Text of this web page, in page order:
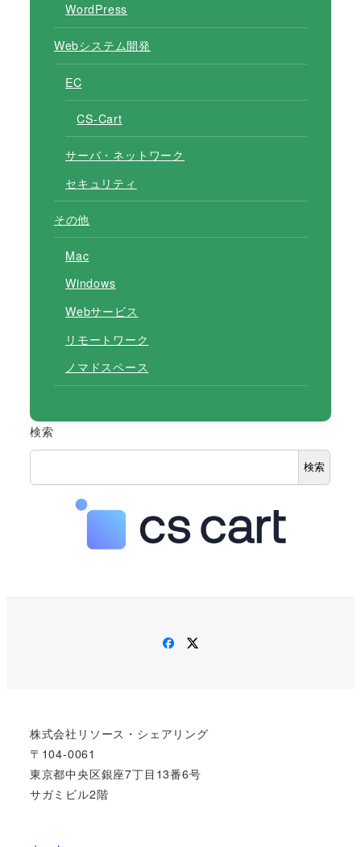
WordPress
Webシステム開発
EC
CS-Cart
サーバ・ネットワーク
セキュリティ
その他
Mac
Windows
Webサービス
リモートワーク
ノマドスペース
検索
検索
Facebook
株式会社リソース・シェアリング
〒104-0061
東京都中央区銀座7丁目13番6号
サガミビル2階